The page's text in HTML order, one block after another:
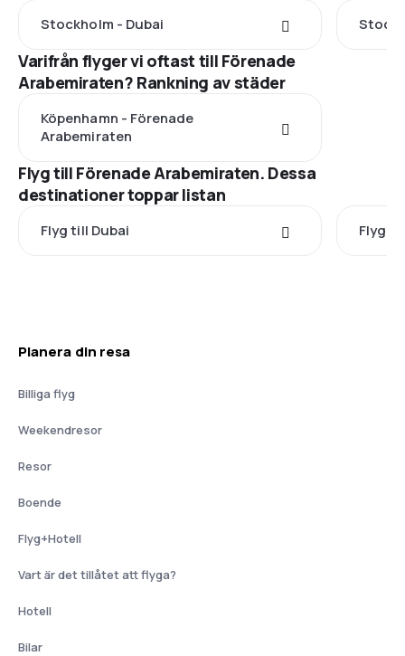
Stockholm - Dubai
Varifrån flyger vi oftast till Förenade
Arabemiraten? Rankning av städer
Köpenhamn - Förenade
Arabemiraten
Flyg till Förenade Arabemiraten. Dessa
destinationer toppar listan
Flyg till Dubai Flyg
Planera din resa
Billiga flyg
Weekendresor
Resor
Boende
Flyg+Hotell
Vart är det tillåtet att flyga?
Hotell
Bilar